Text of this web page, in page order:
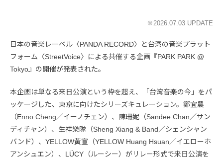
※2026.07.03 UPDATE
日本の音楽レーベル〈PANDA RECORD〉と台湾の音楽プラット
フォーム〈StreetVoice〉による共催する企画『PARK PARK @
Tokyo』の開催が発表された。
本企画は単なる来日公演という枠を超え、「台湾音楽の今」をパ
ッケージした、東京に向けたシリーズキュレーション。鄭宜農
（Enno Cheng／イーノチェン）、陳珊妮（Sandee Chan／サン
ディチャン）、生祥樂隊（Sheng Xiang & Band／シェンシャン
バンド）、YELLOW黃宣（YELLOW Huang Hsuan／イエローホ
アンシュエン）、LÜCY（ルーシー）がリレー形式で来日公演を